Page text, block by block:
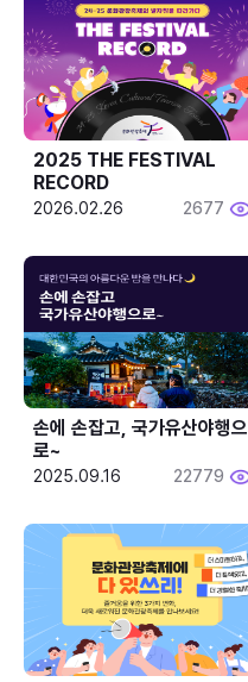
2025 THE FESTIVAL
RECORD
2026.02.26 2677
손에 손잡고, 국가유산야행으
로~
2025.09.16 22779